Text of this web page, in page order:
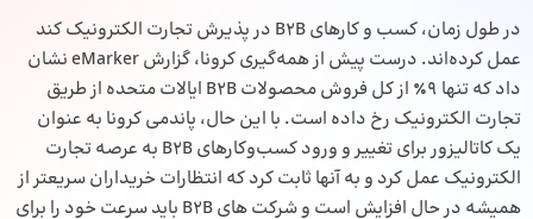
در طول زمان، کسب‌ و کارهای B2B در پذیرش تجارت الکترونیک کند
عمل کرده‌اند. درست پیش از همه‌گیری کرونا، گزارش eMarker نشان
داد که تنها 9٪ از کل فروش محصولات B2B ایالات متحده از طریق
تجارت الکترونیک رخ داده است. با این حال، پاندمی کرونا به عنوان
یک کاتالیزور برای تغییر و ورود کسب‌وکارهای B2B به عرصه تجارت
الکترونیک عمل کرد و به آنها ثابت کرد که انتظارات خریداران سریعتر از
همیشه در حال افزایش است و شرکت های B2B باید سرعت خود را برای